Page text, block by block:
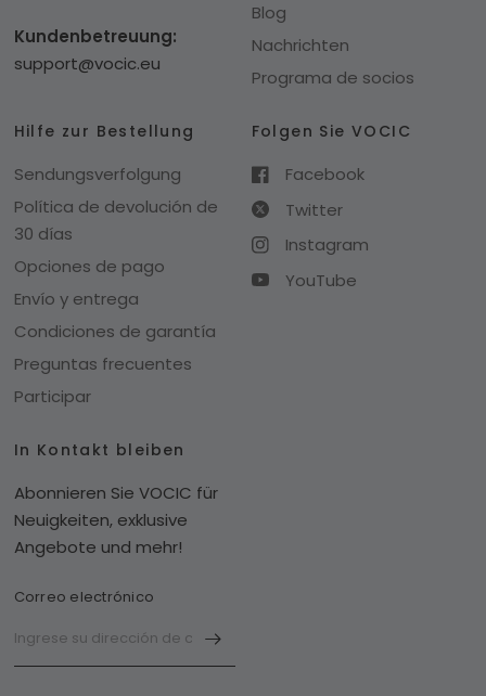
Kundenbetreuung:
support@vocic.eu
Blog
Nachrichten
Programa de socios
Hilfe zur Bestellung
Sendungsverfolgung
Política de devolución de
30 días
Opciones de pago
Envío y entrega
Condiciones de garantía
Preguntas frecuentes
Participar
Folgen Sie VOCIC
Facebook
Twitter
Instagram
YouTube
In Kontakt bleiben
Abonnieren Sie VOCIC für
Neuigkeiten, exklusive
Angebote und mehr!
Correo electrónico